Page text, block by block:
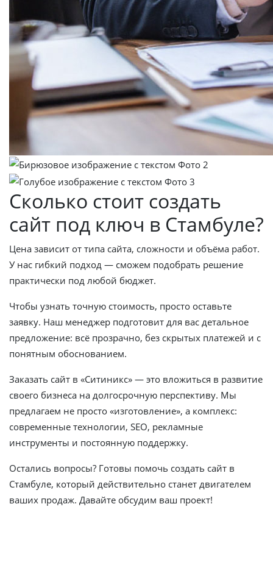
Сколько стоит создать
сайт под ключ в Стамбуле?
Цена зависит от типа сайта, сложности и объёма работ.
У нас гибкий подход — сможем подобрать решение
практически под любой бюджет.
Чтобы узнать точную стоимость, просто оставьте
заявку. Наш менеджер подготовит для вас детальное
предложение: всё прозрачно, без скрытых платежей и с
понятным обоснованием.
Заказать сайт в «Ситиникс» — это вложиться в развитие
своего бизнеса на долгосрочную перспективу. Мы
предлагаем не просто «изготовление», а комплекс:
современные технологии, SEO, рекламные
инструменты и постоянную поддержку.
Остались вопросы? Готовы помочь создать сайт в
Стамбуле, который действительно станет двигателем
ваших продаж. Давайте обсудим ваш проект!